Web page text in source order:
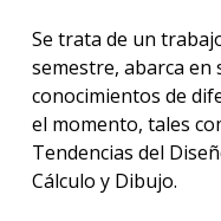
Se trata de un
semestre, abarca en
conocimientos de
el momento, tales
Tendencias del
Cálculo y Dibujo.